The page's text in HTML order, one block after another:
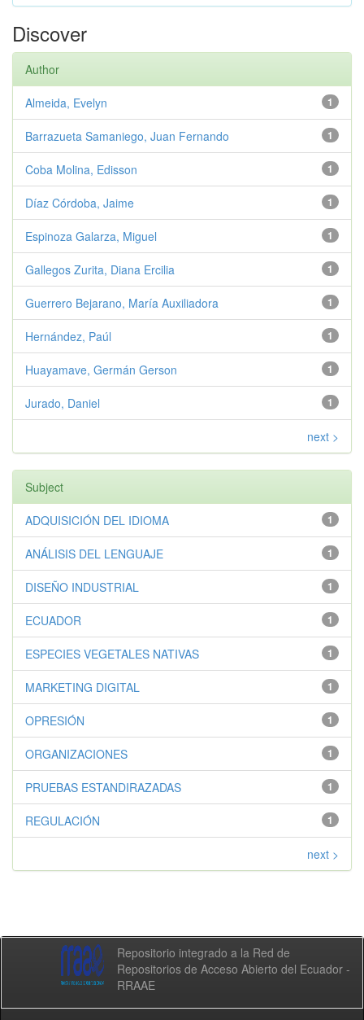
Discover
Author
1
Almeida, Evelyn
1
Barrazueta Samaniego, Juan Fernando
1
Coba Molina, Edisson
1
Díaz Córdoba, Jaime
1
Espinoza Galarza, Miguel
1
Gallegos Zurita, Diana Ercilia
1
Guerrero Bejarano, María Auxiliadora
1
Hernández, Paúl
1
Huayamave, Germán Gerson
1
Jurado, Daniel
next >
Subject
1
ADQUISICIÓN DEL IDIOMA
1
ANÁLISIS DEL LENGUAJE
1
DISEÑO INDUSTRIAL
1
ECUADOR
1
ESPECIES VEGETALES NATIVAS
1
MARKETING DIGITAL
1
OPRESIÓN
1
ORGANIZACIONES
1
PRUEBAS ESTANDIRAZADAS
1
REGULACIÓN
next >
Repositorio integrado a la Red de
Repositorios de Acceso Abierto del Ecuador -
RRAAE